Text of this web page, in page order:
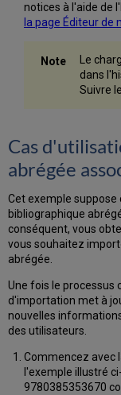
notices à l'aide de
la page Éditeur de
Le
dans
Suivre
Cas
abrégée
Cet exemple suppose
bibliographique
conséquent, vous
vous souhaitez
abrégée.
Une fois le
d'importation met à
nouvelles
des utilisateurs.
Commencez avec
l'exemple illustré
9780385353670